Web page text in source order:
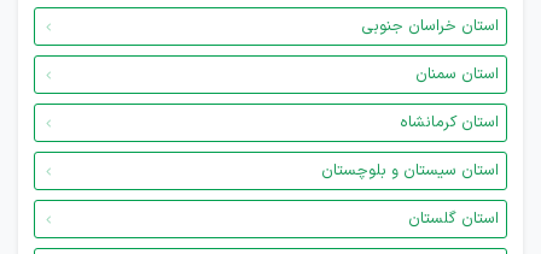
استان خراسان جنوبی
استان سمنان
استان کرمانشاه
استان سیستان و بلوچستان
استان گلستان